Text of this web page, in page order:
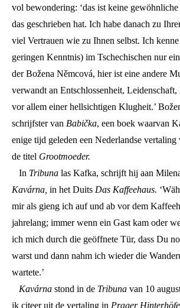
vol bewondering: ‘das ist keine
das geschrieben hat. Ich habe danach zu
viel Vertrauen wie zu Ihnen selbst. Ich
geringen Kenntnis) im Tschechischen nur
der Božena Němcová, hier ist eine andere
verwandt an Entschlossenheit,
vor allem einer hellsichtigen Klugheit.’
schrijfster van Babička, een boek waarvan
enige tijd geleden een Nederlandse vertaling
de titel Grootmoeder.
In Tribuna las Kafka, schrijft hij aan
Kavárna, in het Duits Das Kaffeehaus.
mir als gieng ich auf und ab vor dem
jahrelang; immer wenn ein Gast kam oder
ich mich durch die geöffnete Tür, dass Du
warst und dann nahm ich wieder die
wartete.’
Kavárna stond in de Tribuna van 10
ik citeer uit de vertaling in Prager